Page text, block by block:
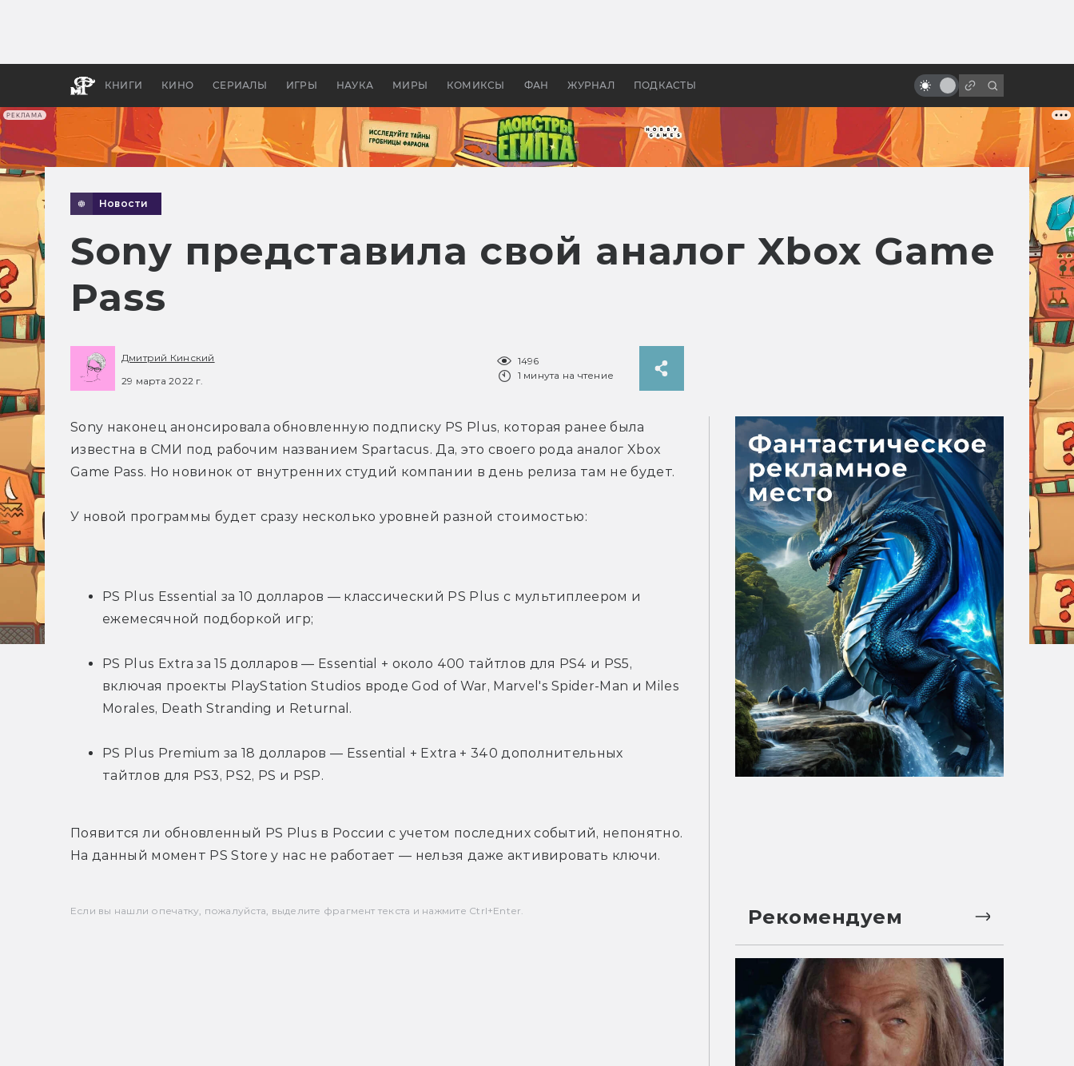
РЕКЛАМА
КНИГИ КИНО СЕРИАЛЫ ИГРЫ НАУКА МИРЫ КОМИКСЫ ФАН ЖУРНАЛ ПОДКАСТЫ
апокалипсис, в России —
бы «Властелина колец»
от Терри Гиллиама
Новости
Sony представила свой аналог Xbox Game
Pass
Дмитрий Кинский
29 марта 2022 г.
1496
1 минута на чтение
Sony наконец анонсировала обновленную подписку PS Plus, которая ранее была
известна в СМИ под рабочим названием Spartacus. Да, это своего рода аналог Xbox
Game Pass. Но новинок от внутренних студий компании в день релиза там не будет.
У новой программы будет сразу несколько уровней разной стоимостью:
PS Plus Essential за 10 долларов — классический PS Plus с мультиплеером и
ежемесячной подборкой игр;
PS Plus Extra за 15 долларов — Essential + около 400 тайтлов для PS4 и PS5,
включая проекты PlayStation Studios вроде God of War, Marvel's Spider-Man и Miles
Morales, Death Stranding и Returnal.
PS Plus Premium за 18 долларов — Essential + Extra + 340 дополнительных
тайтлов для PS3, PS2, PS и PSP.
Появится ли обновленный PS Plus в России с учетом последних событий, непонятно.
На данный момент PS Store у нас не работает — нельзя даже активировать ключи.
Если вы нашли опечатку, пожалуйста, выделите фрагмент текста и нажмите Ctrl+Enter. Рекомендуем